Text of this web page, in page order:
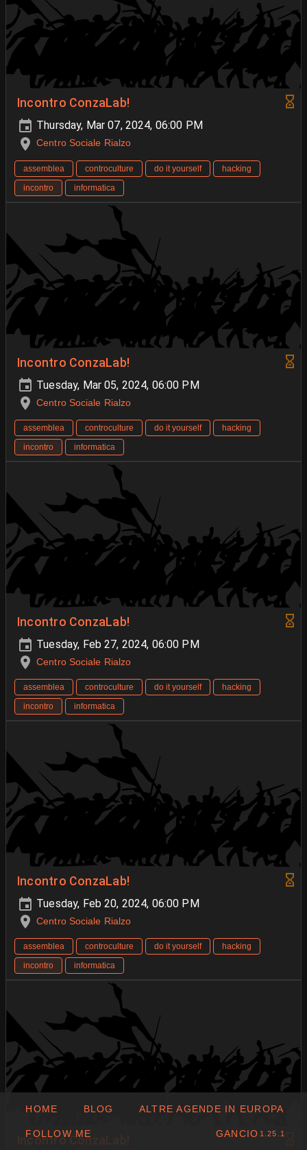
Incontro ConzaLab!
Thursday, Mar 07, 2024, 06:00 PM
Centro Sociale Rialzo
assemblea controculture do it yourself
hacking
incontro
informatica
Incontro ConzaLab!
Tuesday, Mar 05, 2024, 06:00 PM
Centro Sociale Rialzo
assemblea controculture do it yourself
hacking
incontro
informatica
Incontro ConzaLab!
Tuesday, Feb 27, 2024, 06:00 PM
Centro Sociale Rialzo
assemblea controculture do it yourself
hacking
incontro
informatica
Incontro ConzaLab!
Tuesday, Feb 20, 2024, 06:00 PM
Centro Sociale Rialzo
assemblea controculture do it yourself
hacking
incontro
informatica
Incontro ConzaLab!
HOME BLOG ALTRE AGENDE IN EUROPA
FOLLOW ME GANCIO 1.25.1